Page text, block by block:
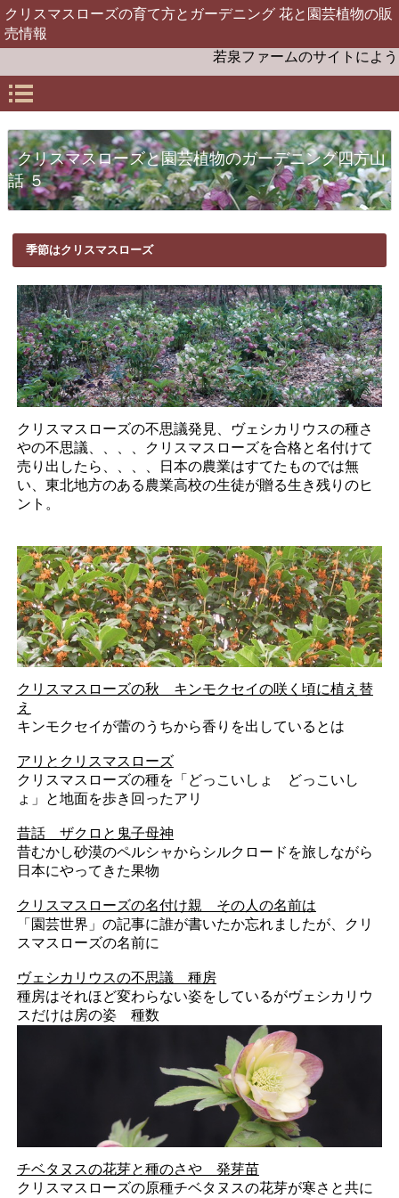
クリスマスローズの育て方とガーデニング 花と園芸植物の販
売情報
若泉ファームのサイトによ
クリスマスローズと園芸植物のガーデニング四方山
話 ５
季節はクリスマスローズ
クリスマスローズの不思議発見、ヴェシカリウスの種さ
やの不思議、、、、クリスマスローズを合格と名付けて
売り出したら、、、、日本の農業はすてたものでは無
い、東北地方のある農業高校の生徒が贈る生き残りのヒ
ント。
クリスマスローズの秋 キンモクセイの咲く頃に植え替
え
キンモクセイが蕾のうちから香りを出しているとは
アリとクリスマスローズ
クリスマスローズの種を「どっこいしょ どっこいし
ょ」と地面を歩き回ったアリ
昔話 ザクロと鬼子母神
昔むかし砂漠のペルシャからシルクロードを旅しながら
日本にやってきた果物
クリスマスローズの名付け親 その人の名前は
「園芸世界」の記事に誰が書いたか忘れましたが、クリ
スマスローズの名前に
ヴェシカリウスの不思議 種房
種房はそれほど変わらない姿をしているがヴェシカリウ
スだけは房の姿 種数
チベタヌスの花芽と種のさや 発芽苗
クリスマスローズの原種チベタヌスの花芽が寒さと共に